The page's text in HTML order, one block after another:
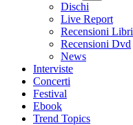
Dischi
Live Report
Recensioni Libri
Recensioni Dvd
News
Interviste
Concerti
Festival
Ebook
Trend Topics